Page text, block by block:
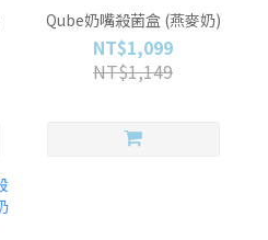
Qube奶嘴殺菌盒 (燕麥奶)
NT$1,099
NT$1,149